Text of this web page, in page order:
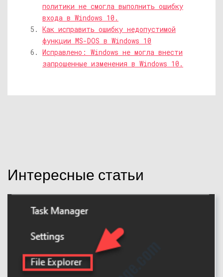
политики не смогла выполнить ошибку
входа в Windows 10.
Как исправить ошибку недопустимой
функции MS-DOS в Windows 10
Исправлено: Windows не могла внести
запрошенные изменения в Windows 10.
Интересные статьи